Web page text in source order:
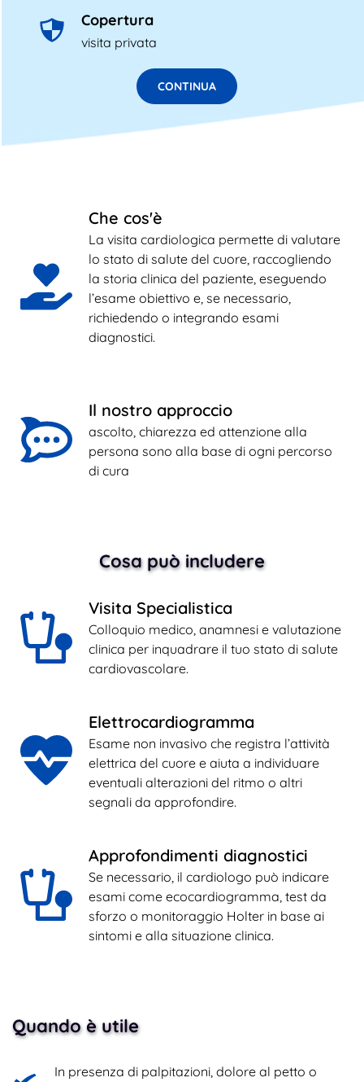
Copertura
visita privata
CONTINUA
Che cos'è
La visita cardiologica permette di valutare
lo stato di salute del cuore, raccogliendo
la storia clinica del paziente, eseguendo
l’esame obiettivo e, se necessario,
richiedendo o integrando esami
diagnostici.
Il nostro approccio
ascolto, chiarezza ed attenzione alla
persona sono alla base di ogni percorso
di cura
Cosa può includere
Visita Specialistica
Colloquio medico, anamnesi e valutazione
clinica per inquadrare il tuo stato di salute
cardiovascolare.
Elettrocardiogramma
Esame non invasivo che registra l’attività
elettrica del cuore e aiuta a individuare
eventuali alterazioni del ritmo o altri
segnali da approfondire.
Approfondimenti diagnostici
Se necessario, il cardiologo può indicare
esami come ecocardiogramma, test da
sforzo o monitoraggio Holter in base ai
sintomi e alla situazione clinica.
Quando è utile
In presenza di palpitazioni, dolore al petto o